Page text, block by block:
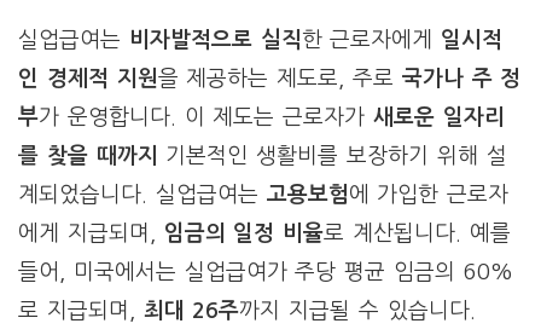
실업급여는 비자발적으로 실직한 근로자에게 일시적
인 경제적 지원 을 제공하는 제도로, 주로 국가나 주 정
부가 운영합니다. 이 제도는 근로자가 새로운 일자리
를 찾을 때까지
기본적인 생활비를 보장하기 위해 설
계되었습니다. 실업급여는 고용보험에 가입한 근로자
에게 지급되며, 임금의 일정 비율로 계산됩니다. 예를
들어, 미국에서는 실업급여가 주당 평균 임금의 60%
로 지급되며, 최대 26주까지 지급될 수 있습니다.